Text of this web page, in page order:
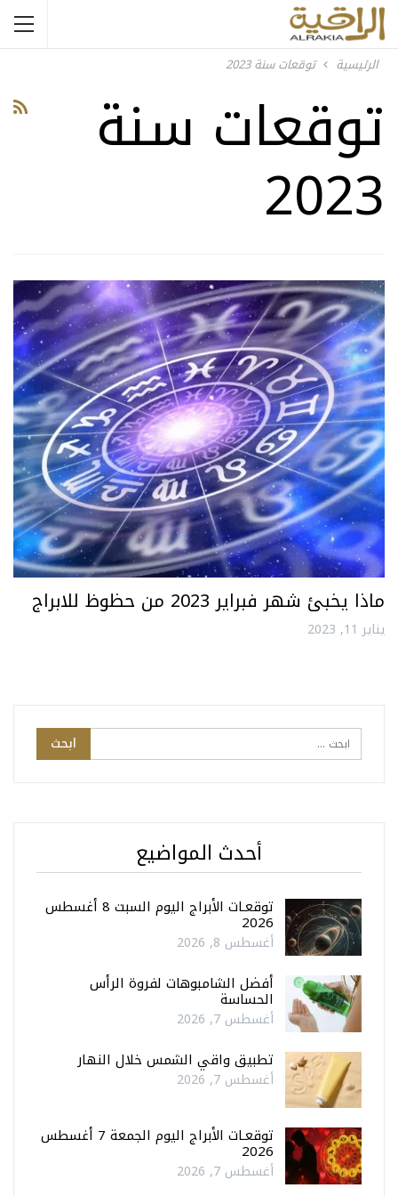
الرئيسية توقعات سنة 2023
توقعات سنة
2023
ماذا يخبئ شهر فبراير 2023 من حظوظ للابراج
يناير 11, 2023
أحدث المواضيع
توقعـات الأبراج اليوم السبت 8 أغسطس
2026
أغسطس 8, 2026
أفضل الشامبوهات لفروة الرأس
الحساسة
أغسطس 7, 2026
تطبيق واقي الشمس خلال النهار
أغسطس 7, 2026
توقعـات الأبراج اليوم الجمعة 7 أغسطس
2026
أغسطس 7, 2026